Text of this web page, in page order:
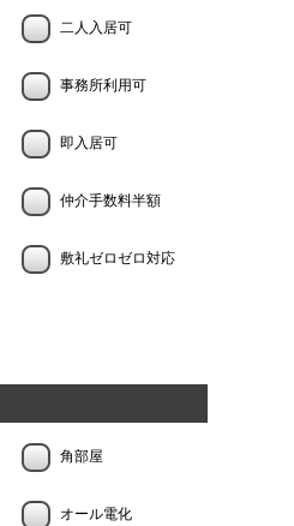
二人入居可
事務所利用可
即入居可
仲介手数料半額
敷礼ゼロゼロ対応
角部屋
オール電化